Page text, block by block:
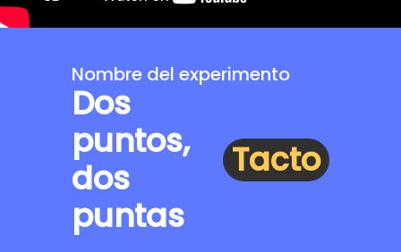
Nombre del experimento
Dos
puntos,
dos
puntas
Tacto